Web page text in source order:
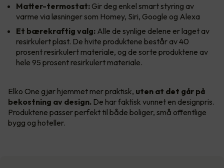
Matter-termostat: Gir deg enkel smart styring av
varme via løsninger som Homey, Siri, Google og Alexa
Et bærekraftig valg: Alle de synlige delene er laget av
resirkulert plast. De hvite produktene består av 40
prosent resirkulert materiale, og de sorte produktene av
hele 95 prosent resirkulert materiale.
Elko One gjør hjemmet mer praktisk, uten at det går på
bekostning av design. De har faktisk vunnet en designpris.
Produktene passer perfekt til både boliger, små offentlige
bygg og hoteller.